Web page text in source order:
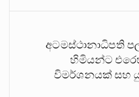
අටමස්ථානාධිපති
හිමියන්ට
විමර්ශනයක් සහ